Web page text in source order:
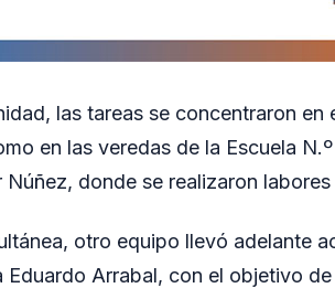
las tareas se concentraron
en las veredas de la Escuela
donde se realizaron
otro equipo llevó adelante
Eduardo Arrabal, con el objetivo